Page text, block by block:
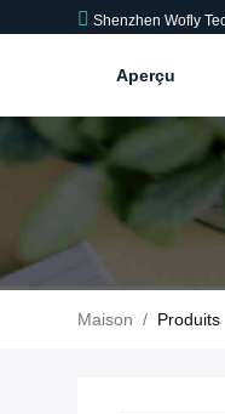
Shenzhen Wofly
Aperçu
Maison / Produits